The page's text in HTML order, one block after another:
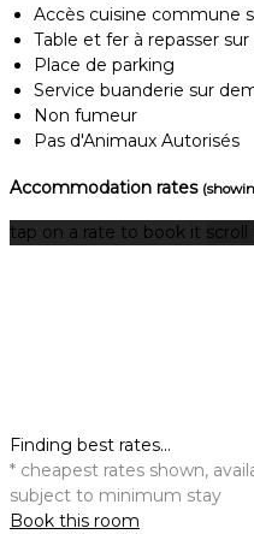
Accès cuisine commune
Table et fer à repasser
Place de parking
Service buanderie sur
Non fumeur
Pas d'Animaux Autorisés
Accommodation rates
tap on a rate to book it
Finding best rates...
* cheapest rates shown,
subject to minimum stay
Book this room